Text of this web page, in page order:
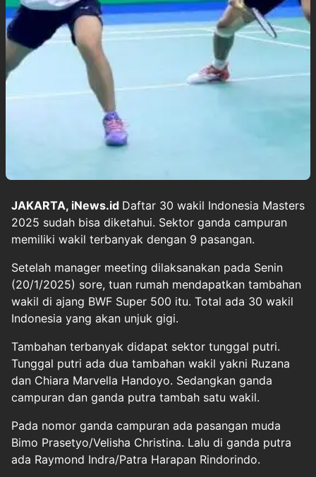
JAKARTA, iNews.id Daftar 30 wakil Indonesia Masters
2025 sudah bisa diketahui. Sektor ganda campuran
memiliki wakil terbanyak dengan 9 pasangan.
Setelah manager meeting dilaksanakan pada Senin
(20/1/2025) sore, tuan rumah mendapatkan tambahan
wakil di ajang BWF Super 500 itu. Total ada 30 wakil
Indonesia yang akan unjuk gigi.
Tambahan terbanyak didapat sektor tunggal putri.
Tunggal putri ada dua tambahan wakil yakni Ruzana
dan Chiara Marvella Handoyo. Sedangkan ganda
campuran dan ganda putra tambah satu wakil.
Pada nomor ganda campuran ada pasangan muda
Bimo Prasetyo/Velisha Christina. Lalu di ganda putra
ada Raymond Indra/Patra Harapan Rindorindo.